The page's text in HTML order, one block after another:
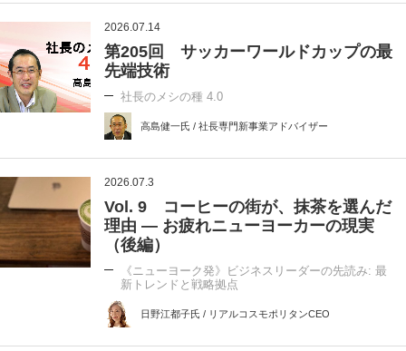
2026.07.14
第205回 サッカーワールドカップの最
先端技術
社長のメシの種 4.0
高島健一氏 / 社長専門新事業アドバイザー
2026.07.3
Vol. 9 コーヒーの街が、抹茶を選んだ
理由 ― お疲れニューヨーカーの現実
（後編）
《ニューヨーク発》ビジネスリーダーの先読み: 最
新トレンドと戦略拠点
日野江都子氏 / リアルコスモポリタンCEO